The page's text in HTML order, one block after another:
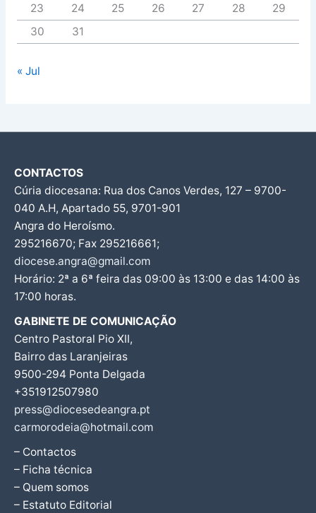
23
24 25 26 27 28
29
30
31
« Jul
CONTACTOS
Cúria diocesana: Rua dos Canos Verdes, 127 – 9700-
040 A.H, Apartado 55, 9701-901
Angra do Heroísmo.
295216670; Fax 295216661;
diocese.angra@gmail.com
Horário: 2ª a 6ª feira das 09:00 às 13:00 e das 14:00 às
17:00 horas.
GABINETE DE COMUNICAÇÃO
Centro Pastoral Pio XII,
Bairro das Laranjeiras
9500-294 Ponta Delgada
+351912507980
press@diocesedeangra.pt
carmorodeia@hotmail.com
– Contactos
– Ficha técnica
– Quem somos
– Estatuto Editorial